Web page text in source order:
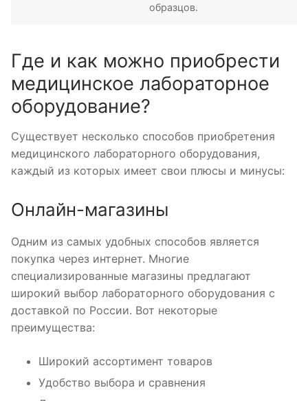
образцов.
Где и как можно приобрести
медицинское лабораторное
оборудование?
Существует несколько способов приобретения
медицинского лабораторного оборудования,
каждый из которых имеет свои плюсы и минусы:
Онлайн-магазины
Одним из самых удобных способов является
покупка через интернет. Многие
специализированные магазины предлагают
широкий выбор лабораторного оборудования с
доставкой по России. Вот некоторые
преимущества:
Широкий ассортимент товаров
Удобство выбора и сравнения